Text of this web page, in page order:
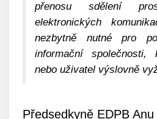
přenosu sdělení
elektronických
nezbytně nutné pro
informační
nebo uživatel výslovně
Předsedkyně EDPB Anu